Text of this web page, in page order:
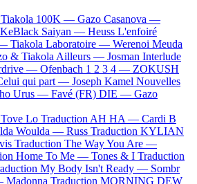
100K — Gazo Casanova —
KeBlack Saiyan — Heuss L'enfoiré
Tiakola Laboratoire — Werenoi Meuda
& TiakolaAilleurs — Josman Interlude
— Ofenbach 1 2 3 4 — ZOKUSH
qui part — Joseph Kamel Nouvelles
Urus — Favé (FR) DIE — Gazo
Tove Lo Traduction AH HA — Cardi B
Woulda — Russ Traduction KYLIAN
Traduction The Way You Are —
Home To Me — Tones & I Traduction
My Body Isn't Ready — Sombr
Madonna Traduction MORNING DEW